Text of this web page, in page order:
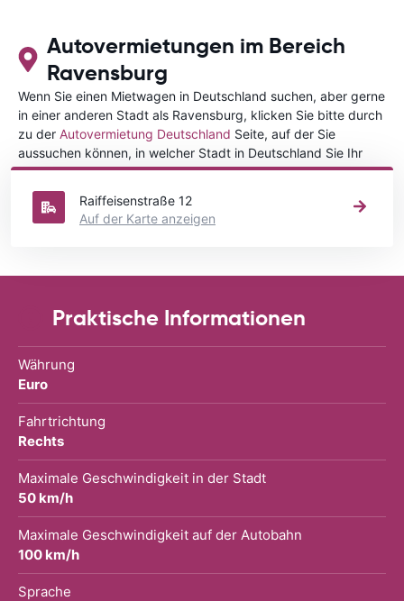
Autovermietungen im Bereich
Ravensburg
Wenn Sie einen Mietwagen in Deutschland suchen, aber gerne
in einer anderen Stadt als Ravensburg, klicken Sie bitte durch
zu der Autovermietung Deutschland Seite, auf der Sie
aussuchen können, in welcher Stadt in Deutschland Sie Ihr
Fahrzeug mieten wollen.
Raiffeisenstraße 12
Auf der Karte anzeigen
Praktische Informationen
Währung
Euro
Fahrtrichtung
Rechts
Maximale Geschwindigkeit in der Stadt
50 km/h
Maximale Geschwindigkeit auf der Autobahn
100 km/h
Sprache